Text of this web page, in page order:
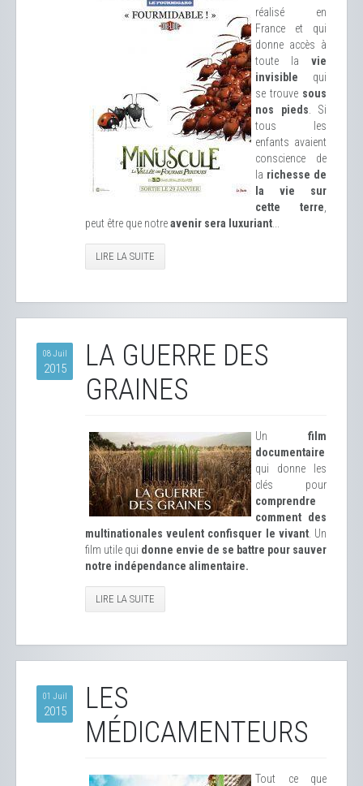
réalisé en
France et qui
donne accès à
toute la vie
invisible qui
se trouve sous
nos pieds . Si
tous les
enfants avaient
conscience de
la richesse de
la vie sur
cette terre
peut être que notreavenir sera luxuriant
LIRE LA SUITE
08 Juil
2015
LA GUERRE DES
GRAINES
Un film
documentaire
qui donne les
clés pour
comprendre
comment des
multinationales veulent confisquer le vivant. Un
film utile qui donne envie de se battre pour sauver
notre indépendance alimentaire.
LIRE LA SUITE
01 Juil
2015
LES
MÉDICAMENTEURS
Tout ce que